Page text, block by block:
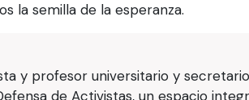
la semilla de la esperanza.
y profesor universitario y
de Activistas, un espacio